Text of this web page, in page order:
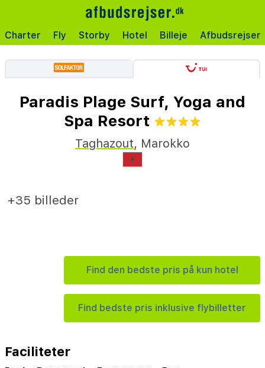
Charter Fly Storby Hotel Billeje Afbudsrejser
Paradis Plage Surf, Yoga and
Spa Resort
Taghazout, Marokko
Find den bedste pris på kun hotel
Find bedste pris inklusive flybilletter
+35 billeder
Faciliteter